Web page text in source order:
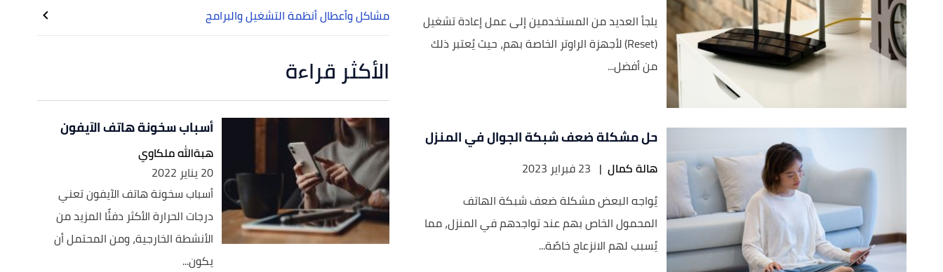
يلجأ العديد من المستخدمين إلى عمل إعادة تشغيل
(Reset) لأجهزة الراوتر الخاصة بهم، حيث يُعتبر ذلك
من أفضل...
حل مشكلة ضعف شبكة الجوال في المنزل
هالة كمال | 23 فبراير 2023
يُواجه البعض مشكلة ضعف شبكة الهاتف
المحمول الخاص بهم عند تواجدهم في المنزل، مما
يُسبب لهم الانزعاج خاصًة...
مشاكل وأعطال أنظمة التشغيل والبرامج
الأكثر قراءة
أسباب سخونة هاتف الآيفون
هبةالله ملكاوي
20 يناير 2022
أسباب سخونة هاتف الآيفون تعني
درجات الحرارة الأكثر دفئًا المزيد من
الأنشطة الخارجية، ومن المحتمل أن
يكون...